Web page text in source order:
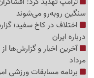
سنگین روبه‌رو می‌شوند
اختلاف در کاخ سفید؛
درباره ایران
مرداد